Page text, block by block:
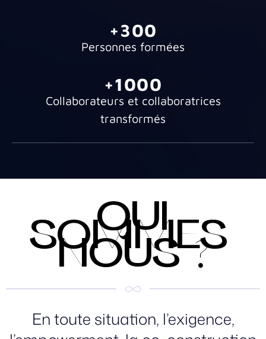
+300
Personnes formées
+1000
Collaborateurs et collaboratrices
transformés
QUI
SOMMES-
NOUS ?
En toute situation, l’exigence,